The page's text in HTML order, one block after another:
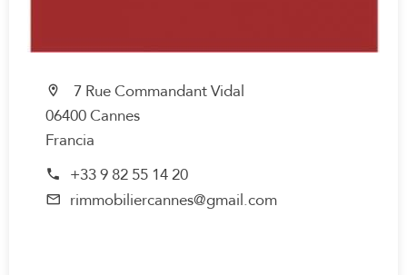
7 Rue Commandant Vidal
06400 Cannes
Francia
+33 9 82 55 14 20
rimmobiliercannes@gmail.com